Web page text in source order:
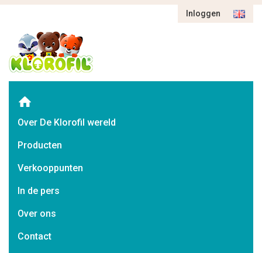
Inloggen
Over De Klorofil wereld
Producten
Verkooppunten
In de pers
Over ons
Contact